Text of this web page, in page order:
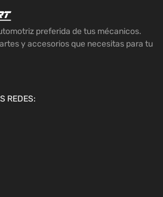
preferida de tus mécanicos.
y accesorios que necesitas para tu
REDES: